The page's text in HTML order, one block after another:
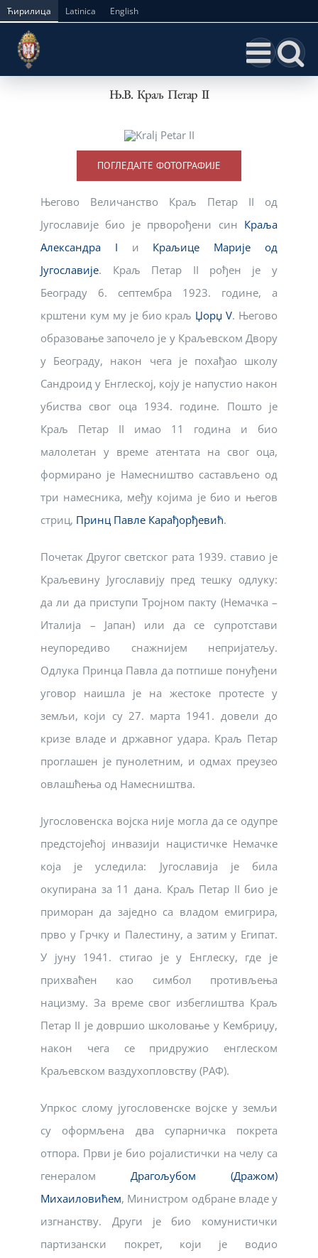
Skip
content
Ћирилица Latinica English
Њ.В. Краљ Петар II
ПОГЛЕДАЈТЕ ФОТОГРАФИЈЕ
Његово Величанство Краљ Петар II од
Југославије био је прворођени син Краља
Александра I и Краљице Марије од
Југославије. Краљ Петар II рођен је у
Београду 6. септембра 1923. године, а
крштени кум му је био краљ Џорџ V. Његово
образовање започело је у Краљевском Двору
у Београду, након чега је похађао школу
Сандроид у Енглеској, коју је напустио након
убиства свог оца 1934. године. Пошто је
Краљ Петар II имао 11 година и био
малолетан у време атентата на свог оца,
формирано је Намесништво састављено од
три намесника, међу којима је био и његов
стриц, Принц Павле Карађорђевић.
Почетак Другог светског рата 1939. ставио је
Краљевину Југославију пред тешку одлуку:
да ли да приступи Тројном пакту (Немачка –
Италија – Јапан) или да се супротстави
неупоредиво снажнијем непријатељу.
Одлука Принца Павла да потпише понуђени
уговор наишла је на жестоке протесте у
земљи, који су 27. марта 1941. довели до
кризе владе и државног удара. Краљ Петар
проглашен је пунолетним, и одмах преузео
овлашћења од Намесништва.
Југословенска војска није могла да се одупре
предстојећој инвазији нацистичке Немачке
која је уследила: Југославија је била
окупирана за 11 дана. Краљ Петар II био је
приморан да заједно са владом емигрира,
прво у Грчку и Палестину, а затим у Египат.
У јуну 1941. стигао је у Енглеску, где је
прихваћен као симбол противљења
нацизму. За време свог избеглиштва Краљ
Петар II је довршио школовање у Кембриџу,
након чега се придружио енглеском
Краљевском ваздухопловству (РАФ).
Упркос слому југословенске војске у земљи
су оформљена два супарничка покрета
отпора. Први је био ројалистички на челу са
генералом Драгољубом (Дражом)
Михаиловићем, Министром одбране владе у
изгнанству. Други је био комунистички
партизански покрет, који је водио